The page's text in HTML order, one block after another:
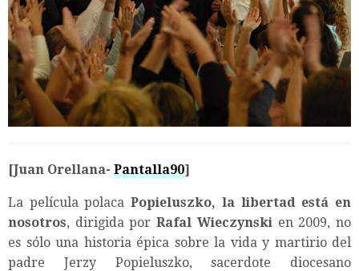
[Juan Orellana- Pantalla90]
La película polacaPopieluszko, la libertad está en
nosotros, dirigida porRafal Wieczynski en 2009, no
es sólo una historia épica sobre la vida y martirio del
padre Jerzy Popieluszko, sacerdote diocesano